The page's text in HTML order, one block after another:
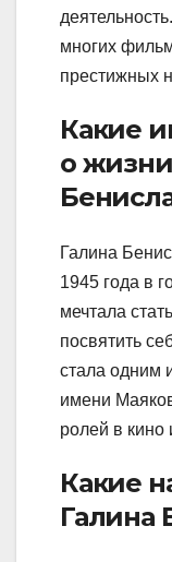
многих
престижных
Какие
о
Галина
1945 года в
мечтала
посвятить
стала одним
имени
ролей в кино
Какие
Галина